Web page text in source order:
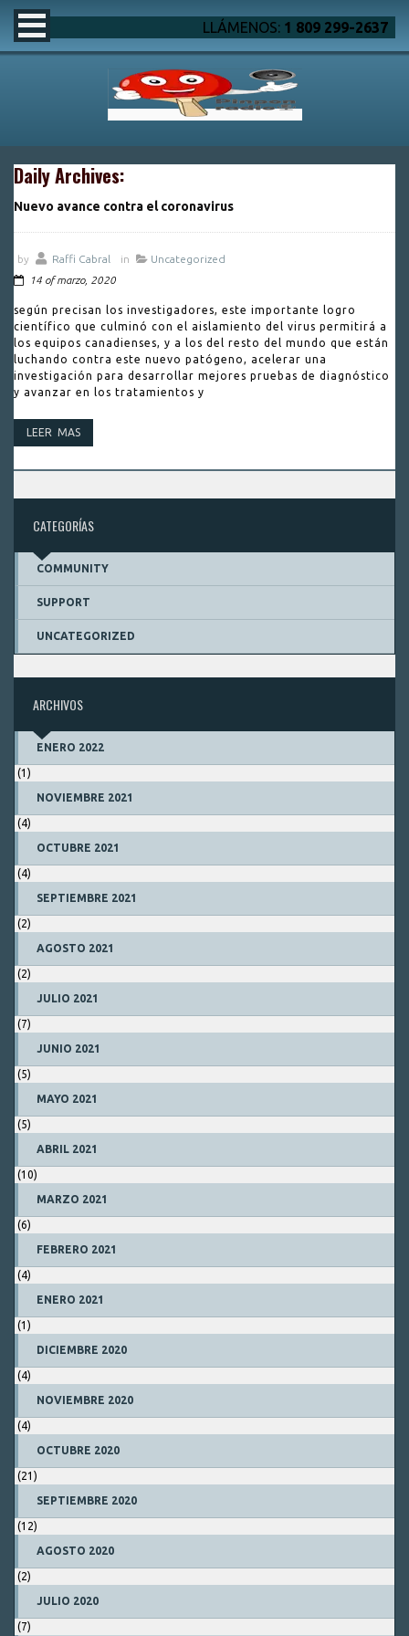
LLÁMENOS: 1 809 299-2637
Daily Archives:
Nuevo avance contra el coronavirus
by Raffi Cabral in
Uncategorized
14 of marzo, 2020
según precisan los investigadores, este importante logro
científico que culminó con el aislamiento del virus permitirá a
los equipos canadienses, y a los del resto del mundo que están
luchando contra este nuevo patógeno, acelerar una
investigación para desarrollar mejores pruebas de diagnóstico
y avanzar en los tratamientos y
LEER MAS
CATEGORÍAS
COMMUNITY
SUPPORT
UNCATEGORIZED
ARCHIVOS
ENERO 2022
(1)
NOVIEMBRE 2021
(4)
OCTUBRE 2021
(4)
SEPTIEMBRE 2021
(2)
AGOSTO 2021
(2)
JULIO 2021
(7)
JUNIO 2021
(5)
MAYO 2021
(5)
ABRIL 2021
(10)
MARZO 2021
(6)
FEBRERO 2021
(4)
ENERO 2021
(1)
DICIEMBRE 2020
(4)
NOVIEMBRE 2020
(4)
OCTUBRE 2020
(21)
SEPTIEMBRE 2020
(12)
AGOSTO 2020
(2)
JULIO 2020
(7)